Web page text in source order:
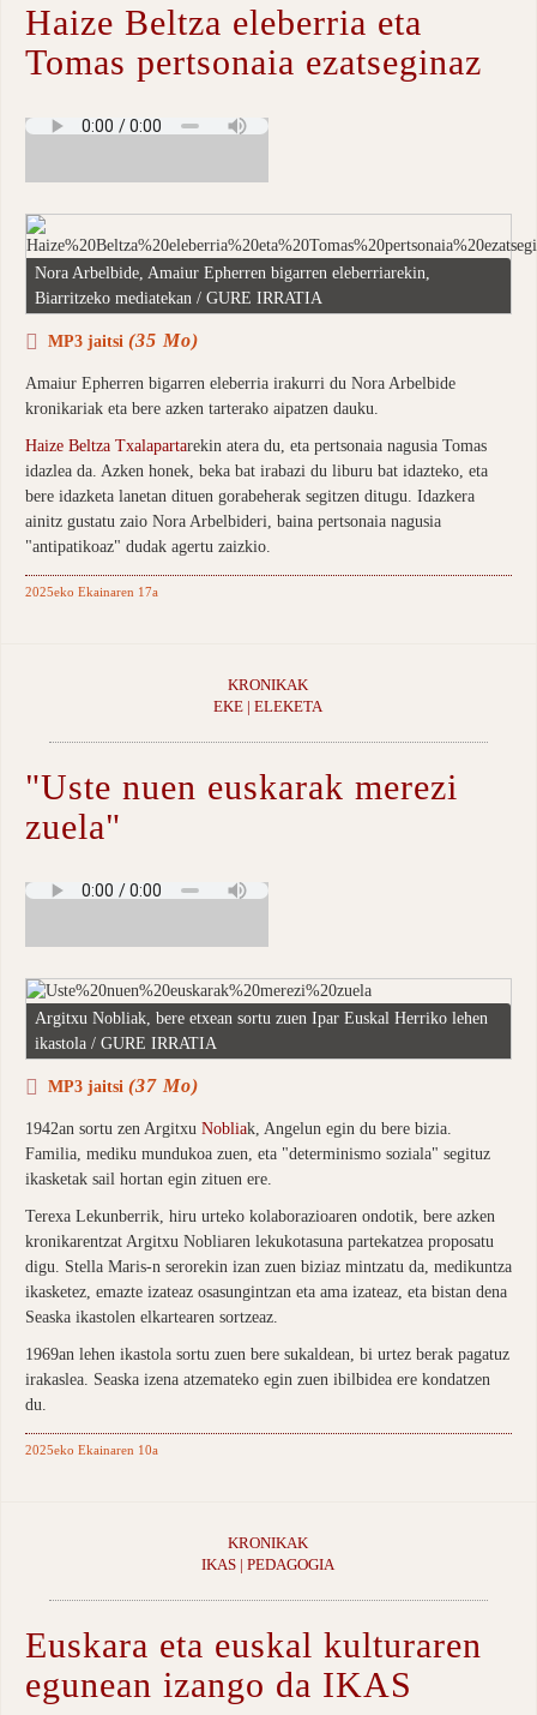
Haize Beltza eleberria eta
Tomas pertsonaia ezatseginaz
Nora Arbelbide, Amaiur Epherren bigarren eleberriarekin,
Biarritzeko mediatekan / GURE IRRATIA
MP3 jaitsi (35 Mo)
Amaiur Epherren bigarren eleberria irakurri du Nora Arbelbide
kronikariak eta bere azken tarterako aipatzen dauku.
Haize Beltza Txalapartarekin atera du, eta pertsonaia nagusia Tomas
idazlea da. Azken honek, beka bat irabazi du liburu bat idazteko, eta
bere idazketa lanetan dituen gorabeherak segitzen ditugu. Idazkera
ainitz gustatu zaio Nora Arbelbideri, baina pertsonaia nagusia
"antipatikoaz" dudak agertu zaizkio.
2025eko Ekainaren 17a
KRONIKAK
EKE | ELEKETA
"Uste nuen euskarak merezi
zuela"
Argitxu Nobliak, bere etxean sortu zuen Ipar Euskal Herriko lehen
ikastola / GURE IRRATIA
MP3 jaitsi (37 Mo)
1942an sortu zen Argitxu Nobliak, Angelun egin du bere bizia.
Familia, mediku mundukoa zuen, eta "determinismo soziala" segituz
ikasketak sail hortan egin zituen ere.
Terexa Lekunberrik, hiru urteko kolaborazioaren ondotik, bere azken
kronikarentzat Argitxu Nobliaren lekukotasuna partekatzea proposatu
digu. Stella Maris-n serorekin izan zuen biziaz mintzatu da, medikuntza
ikasketez, emazte izateaz osasungintzan eta ama izateaz, eta bistan dena
Seaska ikastolen elkartearen sortzeaz.
1969an lehen ikastola sortu zuen bere sukaldean, bi urtez berak pagatuz
irakaslea. Seaska izena atzemateko egin zuen ibilbidea ere kondatzen
du.
2025eko Ekainaren 10a
KRONIKAK
IKAS | PEDAGOGIA
Euskara eta euskal kulturaren
egunean izango da IKAS